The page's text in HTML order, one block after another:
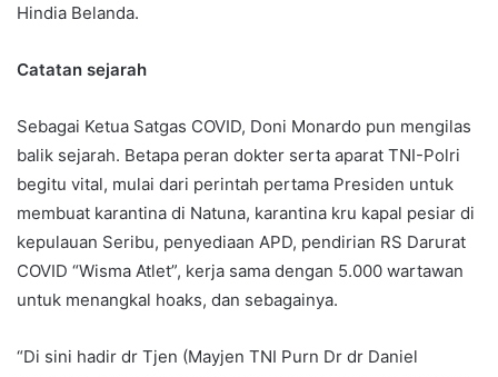
Hindia Belanda.
Catatan sejarah
Sebagai Ketua Satgas COVID, Doni Monardo pun mengilas
balik sejarah. Betapa peran dokter serta aparat TNI-Polri
begitu vital, mulai dari perintah pertama Presiden untuk
membuat karantina di Natuna, karantina kru kapal pesiar di
kepulauan Seribu, penyediaan APD, pendirian RS Darurat
COVID “Wisma Atlet”, kerja sama dengan 5.000 wartawan
untuk menangkal hoaks, dan sebagainya.
“Di sini hadir dr Tjen (Mayjen TNI Purn Dr dr Daniel